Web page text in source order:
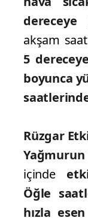
akşam
5
boyunca
saatlerinde
Rüzgar
Yağmurun
içinde
Öğle
hızla